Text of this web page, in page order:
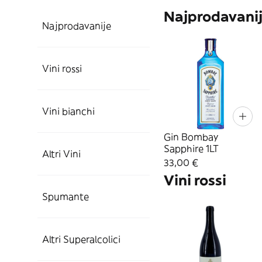
Najprodavanije
Vini rossi
Vini bianchi
Altri Vini
Spumante
Altri Superalcolici
Gin Bombay
Sapphire 1LT
33,00 €
Vini rossi